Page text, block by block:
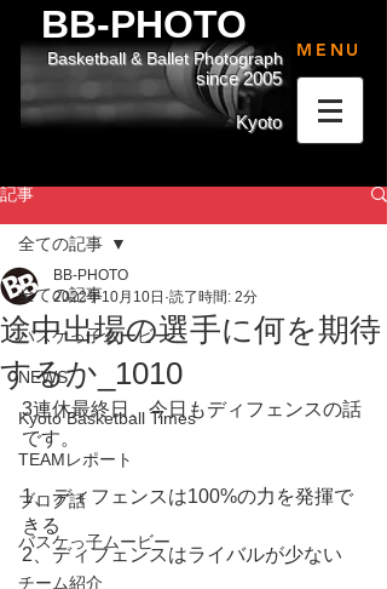
BB-PHOTO
since 2005
Basketball & Ballet Photograph
Kyoto
MENU
記事
全ての記事
バスケっ子ムービー
NEWS
Kyoto Basketball Times
TEAMレポート
ブログ話
バスケっ子ムービー
チーム紹介
全ての記事
途中出場の選手に何を期待
するか_1010
BB-PHOTO
2022年10月10日 読了時間: 2分
3連休最終日、今日もディフェンスの話
です。
1、ディフェンスは100%の力を発揮で
きる
2、ディフェンスはライバルが少ない